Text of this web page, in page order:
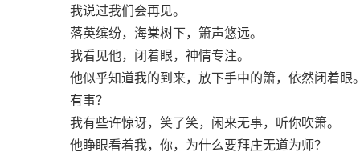
我说过我们会再见。
落英缤纷，海棠树下，箫声悠远。
我看见他，闭着眼，神情专注。
他似乎知道我的到来，放下手中的箫，依然闭着眼。
有事？
我有些许惊讶，笑了笑，闲来无事，听你吹箫。
他睁眼看着我，你，为什么要拜庄无道为师？